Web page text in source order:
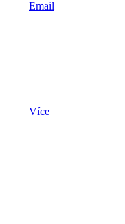
Email
Více